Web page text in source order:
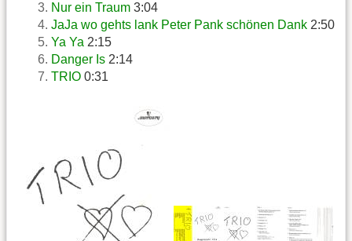
Nur ein Traum 3:04
JaJa wo gehts lank Peter Pank schönen Dank 2:50
Ya Ya 2:15
Danger Is 2:14
TRIO 0:31